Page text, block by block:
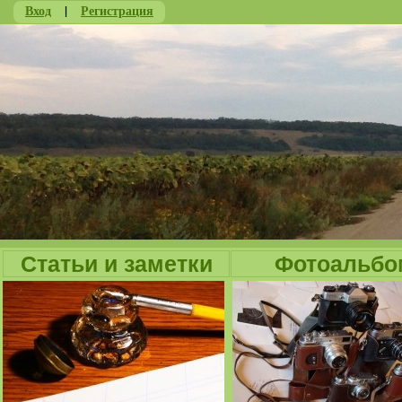
Вход | Регистрация
Статьи и заметки